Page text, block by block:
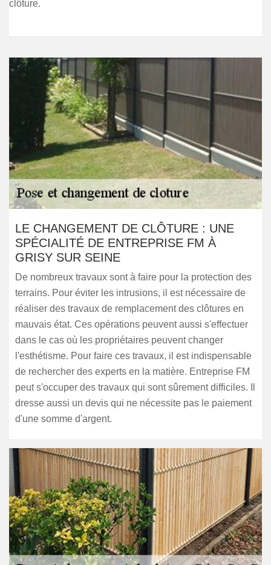
clôture.
LE CHANGEMENT DE CLÔTURE : UNE
SPÉCIALITÉ DE ENTREPRISE FM À
GRISY SUR SEINE
De nombreux travaux sont à faire pour la protection des
terrains. Pour éviter les intrusions, il est nécessaire de
réaliser des travaux de remplacement des clôtures en
mauvais état. Ces opérations peuvent aussi s'effectuer
dans le cas où les propriétaires peuvent changer
l'esthétisme. Pour faire ces travaux, il est indispensable
de rechercher des experts en la matière. Entreprise FM
peut s'occuper des travaux qui sont sûrement difficiles. Il
dresse aussi un devis qui ne nécessite pas le paiement
d'une somme d'argent.